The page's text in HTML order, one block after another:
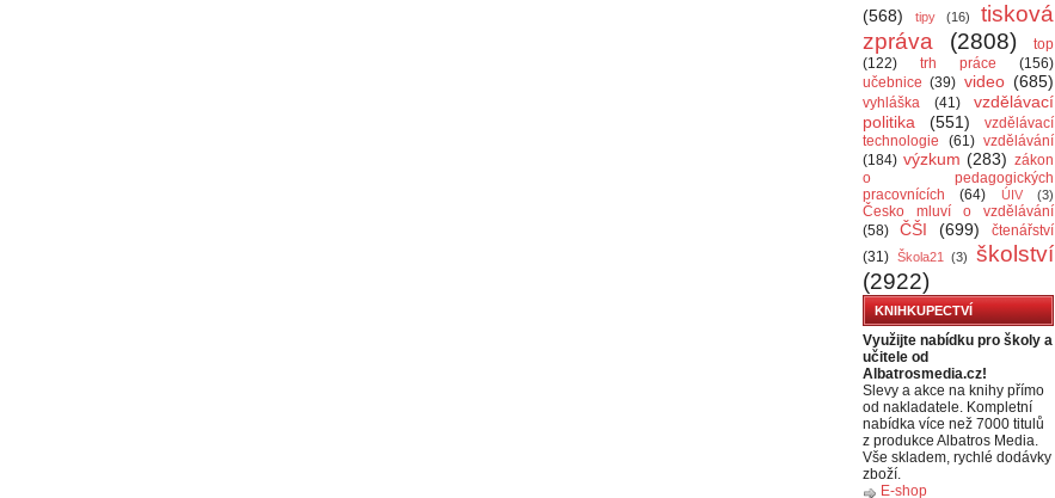
(568)
tipy (16)
tisková
zpráva
(2808)
top
(122)
trh práce
(156)
učebnice (39) video (685)
vyhláška (41)
vzdělávací
politika
(551)
vzdělávací
technologie
(61) vzdělávání
(184) výzkum (283) zákon
o pedagogických
pracovnících
(64) ÚIV (3)
Česko mluví o vzdělávání
(58)
ČŠI (699)
čtenářství
(31) Škola21 (3)
školství
(2922)
KNIHKUPECTVÍ
Využijte nabídku pro školy a
učitele od
Albatrosmedia.cz!
Slevy a akce na knihy přímo
od nakladatele. Kompletní
nabídka více než 7000 titulů
z produkce Albatros Media.
Vše skladem, rychlé dodávky
zboží.
E-shop